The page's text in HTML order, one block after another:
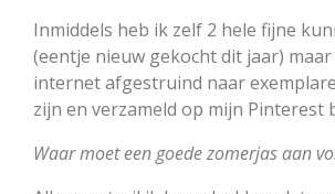
Inmiddels heb ik zelf 2 hele fijne
(eentje nieuw gekocht dit jaar)
internet afgestruind naar
zijn en verzameld op mijn Pinterest
Waar moet een goede zomerjas aan